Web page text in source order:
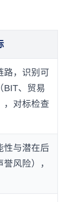
路，识别可
BIT、贸易
，对标检查
性与潜在后
风险），